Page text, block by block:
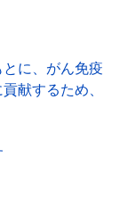
に、がん免疫
献するため、